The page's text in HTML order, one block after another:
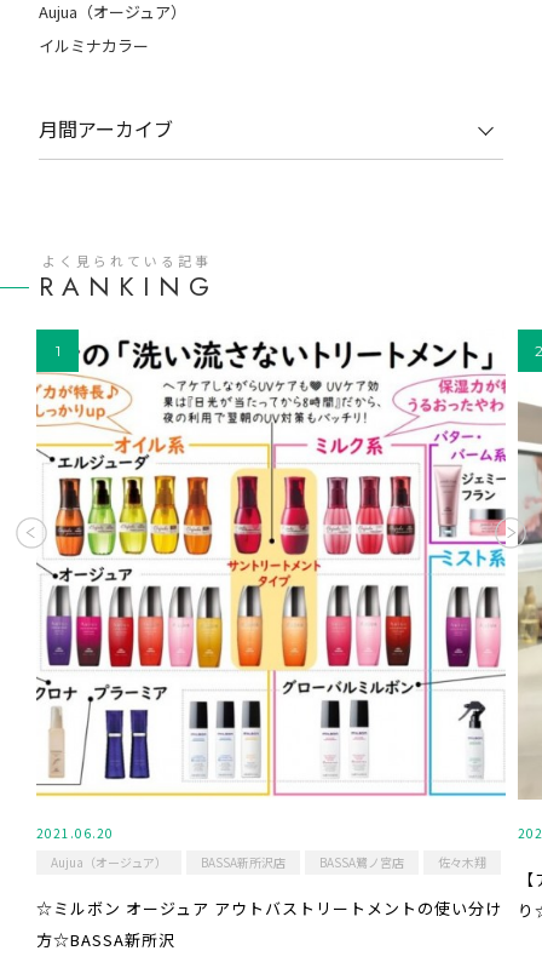
Aujua（オージュア）
イルミナカラー
月間アーカイブ
RANKING
よく見られている記事
2021.06.20
Aujua（オージュア）
BASSA新所沢店 BASSA鷺ノ宮店 佐々木翔
☆ミルボン オージュア アウトバストリートメントの使い分け
方☆BASSA新所沢
り